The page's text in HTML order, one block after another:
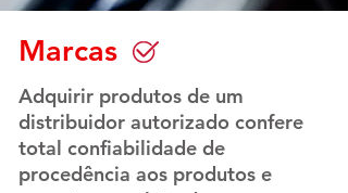
Marcas
Adquirir produtos de um
distribuidor autorizado confere
total confiabilidade de
procedência aos produtos e